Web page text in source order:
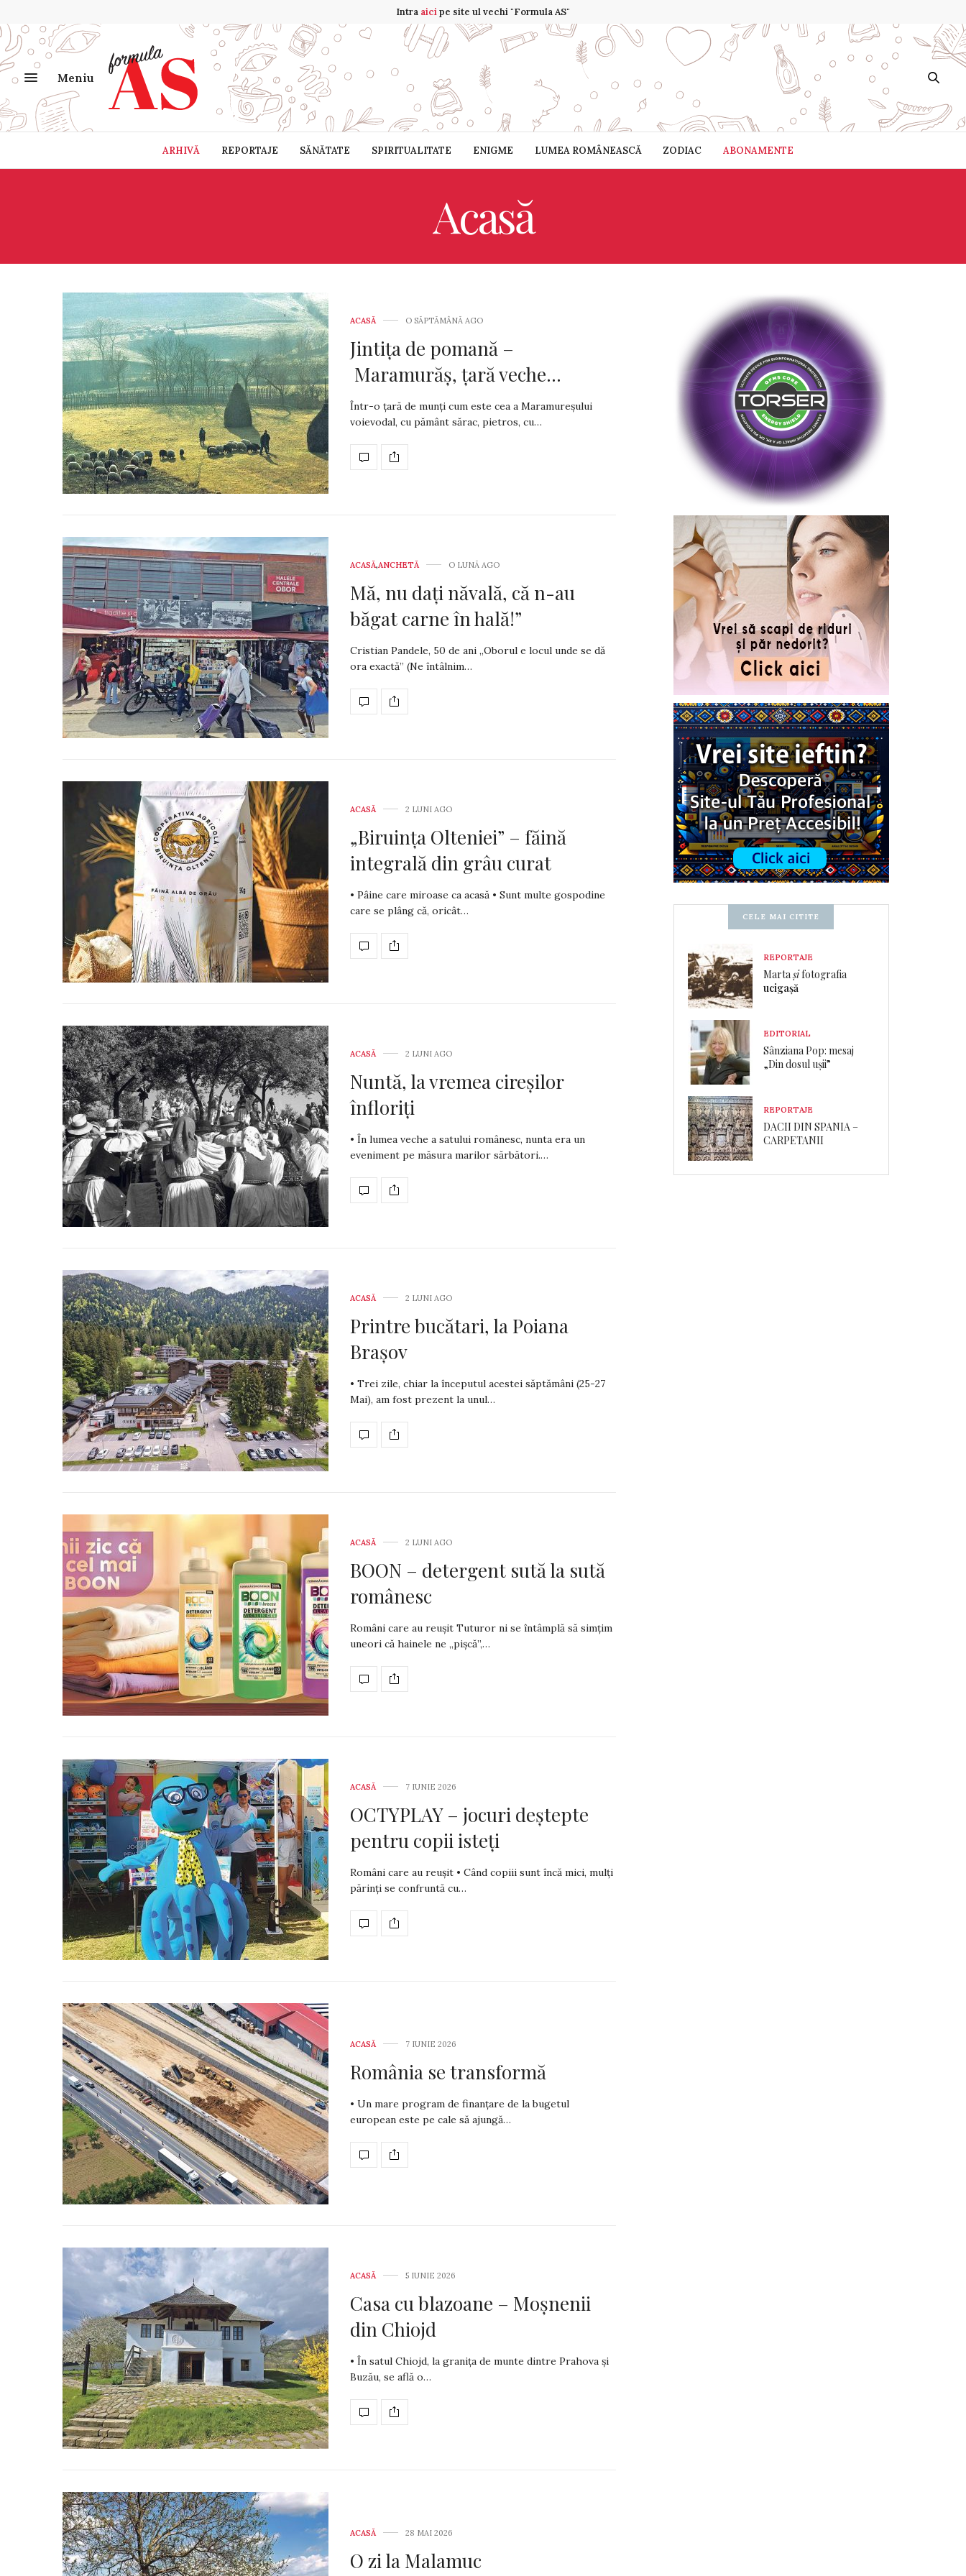
Intra aicipe site ul vechi "Formula AS"
Meniu
ARHIVĂ REPORTAJE SĂNĂTATE SPIRITUALITATE ENIGME LUMEA ROMÂNEASCĂ ZODIAC ABONAMENTE
Acasă
ACASĂ O SĂPTĂMÂNĂ AGO
Jintiţa de pomană –
Maramurăş, ţară veche…
Într-o ţară de munţi cum este cea a Maramureşului
voievodal, cu pământ sărac, pietros, cu…
ACASĂ,ANCHETĂ O LUNĂ AGO
Mă, nu dați năvală, că n-au
băgat carne în hală!”
Cristian Pandele, 50 de ani „Oborul e locul unde se dă
ora exactă” (Ne întâlnim…
ACASĂ 2 LUNI AGO
„Biruința Olteniei” – făină
integrală din grâu curat
• Pâine care miroase ca acasă • Sunt multe gospodine
care se plâng că, oricât…
ACASĂ 2 LUNI AGO
Nuntă, la vremea cireșilor
înfloriți
• În lumea veche a satului românesc, nunta era un
eveniment pe măsura marilor sărbători.…
ACASĂ 2 LUNI AGO
Printre bucătari, la Poiana
Brașov
• Trei zile, chiar la începutul acestei săptămâni (25-27
Mai), am fost prezent la unul…
ACASĂ 2 LUNI AGO
BOON – detergent sută la sută
românesc
Români care au reușit Tuturor ni se întâmplă să simțim
uneori că hainele ne „pișcă”,…
ACASĂ 7 IUNIE 2026
OCTYPLAY – jocuri deștepte
pentru copii isteți
Români care au reușit • Când copiii sunt încă mici, mulți
părinți se confruntă cu…
ACASĂ 7 IUNIE 2026
România se transformă
• Un mare program de finanțare de la bugetul
european este pe cale să ajungă…
ACASĂ 5 IUNIE 2026
Casa cu blazoane – Moșnenii
din Chiojd
• În satul Chiojd, la granița de munte dintre Prahova și
Buzău, se află o…
ACASĂ 28 MAI 2026
O zi la Malamuc
CELE MAI CITITE
REPORTAJE
Martașifotografia
ucigașă
EDITORIAL
Sânziana Pop: mesaj
„Din dosul ușii”
REPORTAJE
DACII DIN SPANIA –
CARPETANII